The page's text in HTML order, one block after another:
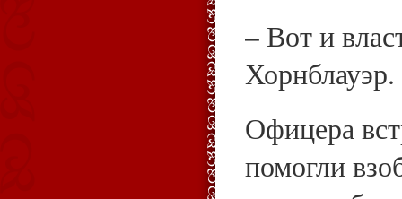
– Вот и
Хорнблауэр.
Офицера
помогли